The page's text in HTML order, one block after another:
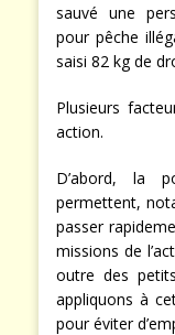
sauvé une
pour pêche
saisi 82 kg de
Plusieurs
action.
D’abord, la
permettent,
passer
missions de
outre des
appliquons à
pour éviter